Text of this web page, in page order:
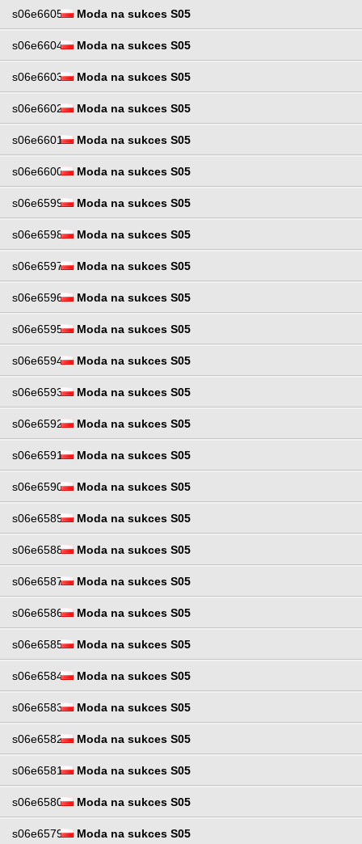
s06e6605 Moda na sukces S05
s06e6604 Moda na sukces S05
s06e6603 Moda na sukces S05
s06e6602 Moda na sukces S05
s06e6601 Moda na sukces S05
s06e6600 Moda na sukces S05
s06e6599 Moda na sukces S05
s06e6598 Moda na sukces S05
s06e6597 Moda na sukces S05
s06e6596 Moda na sukces S05
s06e6595 Moda na sukces S05
s06e6594 Moda na sukces S05
s06e6593 Moda na sukces S05
s06e6592 Moda na sukces S05
s06e6591 Moda na sukces S05
s06e6590 Moda na sukces S05
s06e6589 Moda na sukces S05
s06e6588 Moda na sukces S05
s06e6587 Moda na sukces S05
s06e6586 Moda na sukces S05
s06e6585 Moda na sukces S05
s06e6584 Moda na sukces S05
s06e6583 Moda na sukces S05
s06e6582 Moda na sukces S05
s06e6581 Moda na sukces S05
s06e6580 Moda na sukces S05
s06e6579 Moda na sukces S05